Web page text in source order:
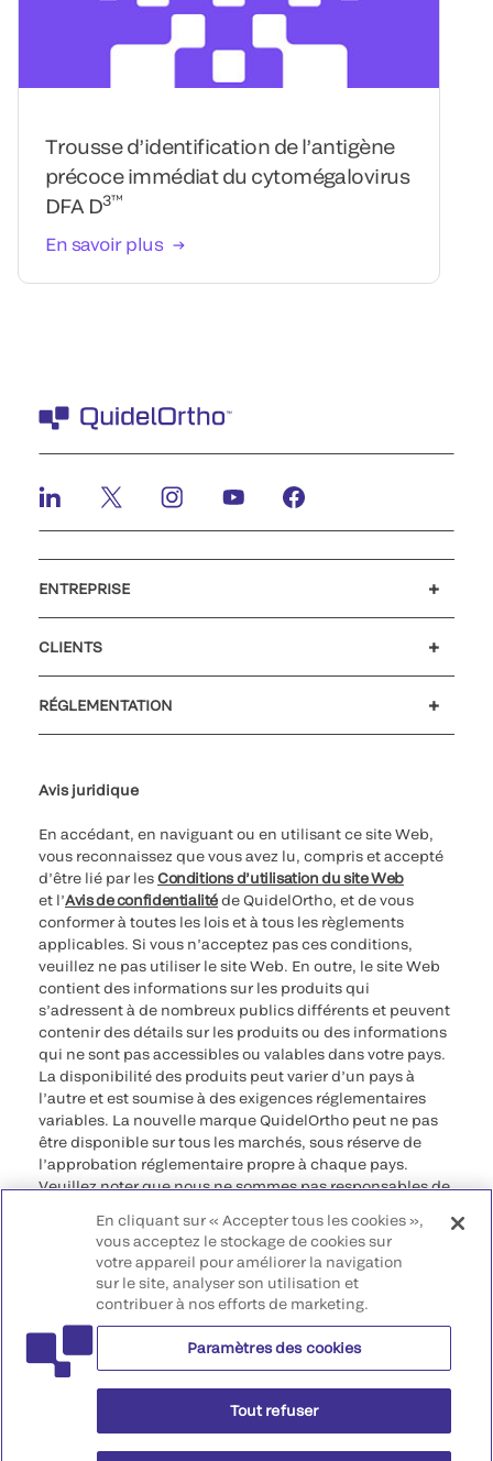
Trousse d’identification de l’antigène
précoce immédiat du cytomégalovirus
DFA D3™
En savoir plus
ENTREPRISE
CLIENTS
RÉGLEMENTATION
Avis juridique
En accédant, en naviguant ou en utilisant ce site Web,
vous reconnaissez que vous avez lu, compris et accepté
d’être lié par lesConditions d’utilisation du site Web
et l’Avis de confidentialitéde QuidelOrtho, et de vous
conformer à toutes les lois et à tous les règlements
applicables. Si vous n’acceptez pas ces conditions,
veuillez ne pas utiliser le site Web. En outre, le site Web
contient des informations sur les produits qui
s’adressent à de nombreux publics différents et peuvent
contenir des détails sur les produits ou des informations
qui ne sont pas accessibles ou valables dans votre pays.
La disponibilité des produits peut varier d’un pays à
l’autre et est soumise à des exigences réglementaires
variables. La nouvelle marque QuidelOrtho peut ne pas
être disponible sur tous les marchés, sous réserve de
l’approbation réglementaire propre à chaque pays.
Veuillez noter que nous ne sommes pas responsables de
conformes à une procédure légale, à une
réglementation, à un enregistrement ou à un usage dans
votre pays d’origine.
©2026 QuidelOrtho Corporation. Tous droits réservés.
QuidelOrtho Corporation
9975 Summers Ridge Road, San Diego, CA 92121, USA
En cliquant sur « Accepter tous les cookies »,
vous acceptez le stockage de cookies sur
votre appareil pour améliorer la navigation
sur le site, analyser son utilisation et
contribuer à nos efforts de marketing.
Paramètres des cookies
Tout refuser